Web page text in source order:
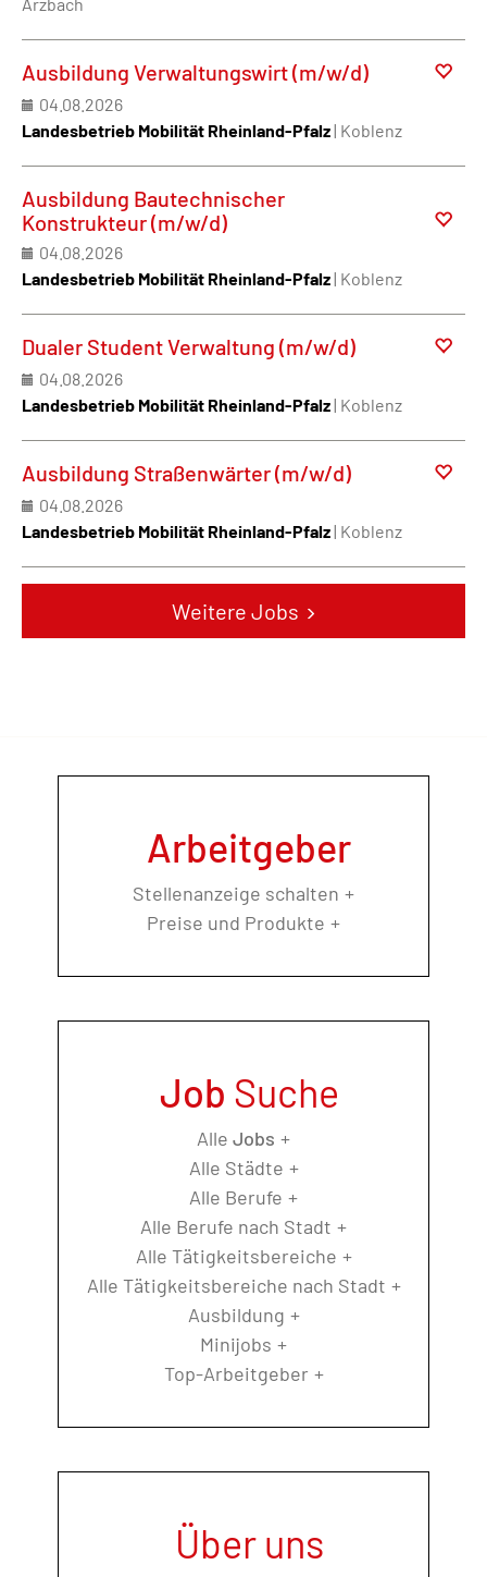
Ausbildung Verwaltungswirt (m/w/d)
04.08.2026
Landesbetrieb Mobilität Rheinland-Pfalz| Koblenz
Ausbildung Bautechnischer
Konstrukteur (m/w/d)
04.08.2026
Landesbetrieb Mobilität Rheinland-Pfalz| Koblenz
Dualer Student Verwaltung (m/w/d)
04.08.2026
Landesbetrieb Mobilität Rheinland-Pfalz| Koblenz
Ausbildung Straßenwärter (m/w/d)
04.08.2026
Landesbetrieb Mobilität Rheinland-Pfalz| Koblenz
Weitere Jobs
Arbeitgeber
Stellenanzeige schalten
Preise und Produkte
Job Suche
Alle Jobs
Alle Städte
Alle Berufe
Alle Berufe nach Stadt
Alle Tätigkeitsbereiche
Alle Tätigkeitsbereiche nach Stadt
Ausbildung
Minijobs
Top-Arbeitgeber
Über uns